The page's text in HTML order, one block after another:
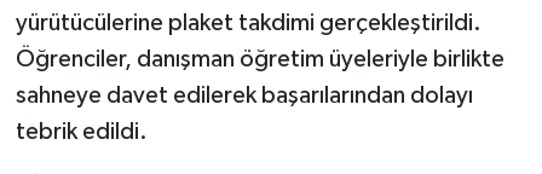
yürütücülerine plaket takdimi gerçekleştirildi.
Öğrenciler, danışman öğretim üyeleriyle birlikte
sahneye davet edilerek başarılarından dolayı
tebrik edildi.